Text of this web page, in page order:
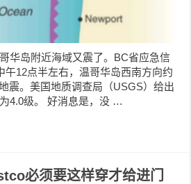
华岛附近海域又震了。BC省应急信
午12点半左右，温哥华岛西南方向约
震。美国地质调查局（USGS）给出
4.0级。 好消息是，没 …
必须要这样穿才给进门